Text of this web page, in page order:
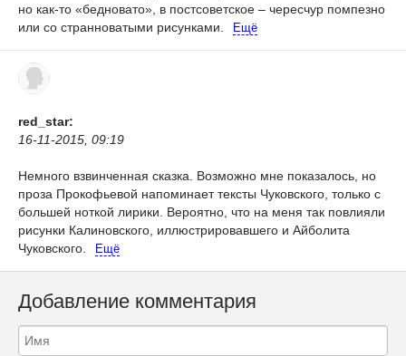
но как-то «бедновато», в постсоветское – чересчур помпезно
или со странноватыми рисунками.
Ещё
red_star:
16-11-2015, 09:19
Немного взвинченная сказка. Возможно мне показалось, но
проза Прокофьевой напоминает тексты Чуковского, только с
большей ноткой лирики. Вероятно, что на меня так повлияли
рисунки Калиновского, иллюстрировавшего и Айболита
Чуковского.
Ещё
Добавление комментария